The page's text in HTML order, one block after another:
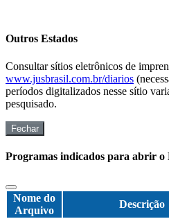
Outros Estados
Consultar sítios eletrônicos de
www.jusbrasil.com.br/diarios
períodos digitalizados nesse sítio
pesquisado.
Fechar
Programas indicados para abrir
Nome do
Arquivo
Descrição